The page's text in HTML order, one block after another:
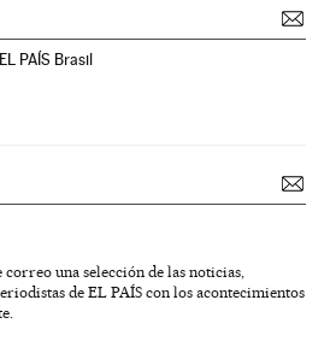
PAÍS Brasil
correo una selección de las noticias,
de EL PAÍS con los acontecimientos